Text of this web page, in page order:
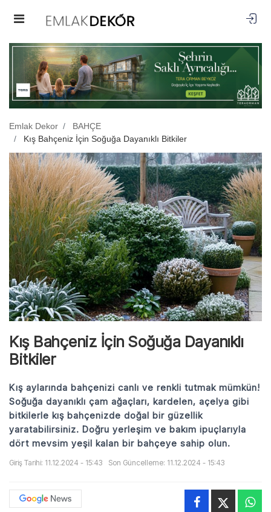
Emlak Dekor
BAHÇE
Kış Bahçeniz İçin Soğuğa Dayanıklı Bitkiler
Kış Bahçeniz İçin Soğuğa Dayanıklı
Bitkiler
Kış aylarında bahçenizi canlı ve renkli tutmak mümkün!
Soğuğa dayanıklı çam ağaçları, kardelen, açelya gibi
bitkilerle kış bahçenizde doğal bir güzellik
yaratabilirsiniz. Doğru yerleşim ve bakım ipuçlarıyla
dört mevsim yeşil kalan bir bahçeye sahip olun.
Giriş Tarihi: 11.12.2024 - 15:43 Son Güncelleme: 11.12.2024 - 15:43